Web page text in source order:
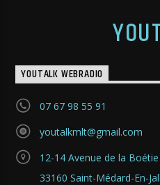
YOUTALK WEBRADIO
07 67 98 55 91
youtalkmlt@gmail.com
12-14 Avenue de la Boétie
33160 Saint-Médard-En-